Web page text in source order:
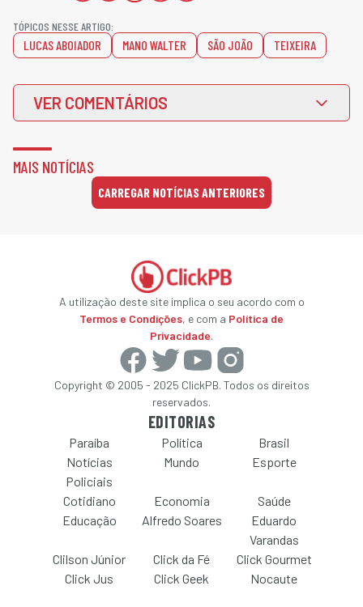
TÓPICOS NESSE ARTIGO:
LUCAS ABOIADOR MANO WALTER SÃO JOÃO TEIXEIRA
VER COMENTÁRIOS
MAIS NOTÍCIAS
CARREGAR NOTÍCIAS ANTERIORES
A utilização deste site implica o seu acordo com o
Termos e Condições, e com a Política de
Privacidade.
Copyright © 2005 - 2025 ClickPB. Todos os direitos
reservados.
EDITORIAS
Paraíba Política
Brasil
Notícias
Policiais
Mundo Esporte
Cotidiano Economia
Saúde
Educação
Alfredo Soares
Eduardo
Varandas
Clilson Júnior
Click da Fé
Click Gourmet
Click Jus
Click Geek Nocaute